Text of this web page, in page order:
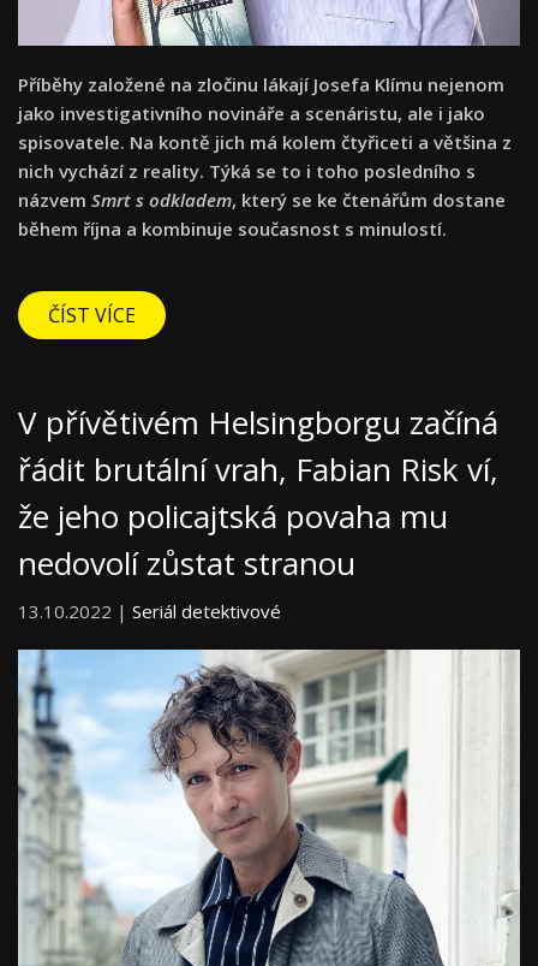
Příběhy založené na zločinu lákají Josefa Klímu nejenom
jako investigativního novináře a scenáristu, ale i jako
spisovatele. Na kontě jich má kolem čtyřiceti a většina z
nich vychází z reality. Týká se to i toho posledního s
názvem Smrt s odkladem, který se ke čtenářům dostane
během října a kombinuje současnost s minulostí.
ČÍST VÍCE
V přívětivém Helsingborgu začíná
řádit brutální vrah, Fabian Risk ví,
že jeho policajtská povaha mu
nedovolí zůstat stranou
13.10.2022 | Seriál detektivové